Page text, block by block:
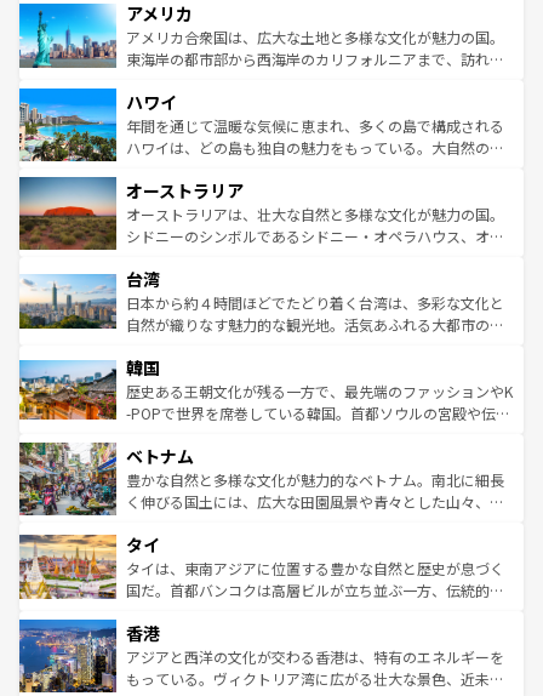
ンツ一覧を参照してほしい。
の建物がそのまま残る町や、スイスならではのユニークな
博物館もあり、アルプス観光だけでなく町歩きも満喫する
ことができる。国民の所得が高いため物価も高いが、旅行
ば市内交通費無料で観光を楽しむこともできる。 なお、新
着のスイス情報はコンテンツ一覧 を参照してほしい。
アメリカ
アメリカ合衆国は、広大な土地と多様な文化が魅力の国。
東海岸の都市部から西海岸のカリフォルニアまで、訪れる
のような巨大都市は、観光、ショッピング、エンターテイ
ンメントが詰まった刺激的なスポットだ。一方、アメリカ
西部には大自然が広がり、グランドキャニオンやイエロー
部のニューオーリンズでは、音楽と美食が融合した独特の
文化が魅力。旅行者はアメリカの各地域で異なる魅力を楽
しみながら、その多様性と豊かな歴史を感じることができ
ならではの贅沢な旅のスタイルだ。 なお、新着のアメリカ
情報はコンテンツ一覧を参照してほしい。
ハワイ
年間を通じて温暖な気候に恵まれ、多くの島で構成される
ハワイは、どの島も独自の魅力をもっている。大自然の神
ワイ島は見逃せない。また、定番の観光地といえばオアフ
島だが、静かな自然を求めるならマウイ島やカウアイ島が
おすすめ。エメラルドグリーンに輝く海をはじめ、豊かな
れるおもてなしの心で訪れる人々を迎えてくれるハワイの
人々、おいしいローカルフードやハワイアンミュージッ
ク、伝統的なフラダンスなど、すべてがハワイの魅力を彩
ワイを、存分に味わってほしい。 なお、新着のハワイ情報
はコンテンツ一覧を参照してほしい。
オーストラリア
オーストラリアは、壮大な自然と多様な文化が魅力の国。
シドニーのシンボルであるシドニー・オペラハウス、オー
リアリーフや大陸中央部にそびえるウルル（エアーズロッ
ク）、タスマニアの美しい原生林やケアンズの熱帯雨林な
ど、見どころがたくさん。また、カフェやワイン、オージ
いる。アクティビティも充実しており、サーフィンやダイ
ビング、ハイキングなど、アウトドア好きにはたまらな
い。オーストラリアの多彩な魅力を存分に味わいつくそ
参照してほしい。
台湾
日本から約４時間ほどでたどり着く台湾は、多彩な文化と
自然が織りなす魅力的な観光地。活気あふれる大都市の台
ン）、静ひつな山岳地帯である台湾東部など、都市の喧騒
と山間の静けさが共存しており、訪れる人に新しい発見と
驚きをもたらしてくれる。また、奥深い台湾の食文化も魅
容にもいいと評判のスイーツなど、バラエティ豊かな料理
が味わえる。 なお、新着の台湾情報は コンテンツ一覧を参
照してほしい。
韓国
歴史ある王朝文化が残る一方で、最先端のファッションやK
-POPで世界を席巻している韓国。首都ソウルの宮殿や伝統
き、地方に足を延ばせば四季折々の自然美を楽しむことが
できる。そして、キムチや焼肉、絶品のストリートフード
まで、さまざまな韓国料理が待っている。夜には、韓国な
リティに包まれながら、韓国の多彩な魅力を心ゆくまで味
わってみてほしい。 なお、新着の韓国情報はコンテンツ一
覧を参照してほしい。
ベトナム
豊かな自然と多様な文化が魅力的なベトナム。南北に細長
く伸びる国土には、広大な田園風景や青々とした山々、世
急速な発展と共に伝統が息づく。ハノイの古い町並みやホ
ーチミン市のフランス統治時代の建物も、独特の雰囲気を
醸し出している。また、バラエティの豊かさとおいしさで
とつ。フォーやバインミー、ベトナムコーヒーなどは、ぜ
ひ現地で味わいたい。どの地域を訪れてもあたたかい人々
が旅行者を迎えてくれるので、きっと忘れられない旅にな
タイ
タイは、東南アジアに位置する豊かな自然と歴史が息づく
国だ。首都バンコクは高層ビルが立ち並ぶ一方、伝統的な
の活気が交差している。北部ではチェンマイなどの山岳地
帯で自然と触れ合い、南部ではプーケットやクラビの美し
いビーチでリゾート気分を楽しむことができる。タイ料理
香港
アジアと西洋の文化が交わる香港は、特有のエネルギーを
もっている。ヴィクトリア湾に広がる壮大な景色、近未来